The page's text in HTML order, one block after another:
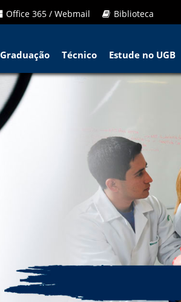
Office 365 / Webmail Biblioteca
Técnico Estude no UGB